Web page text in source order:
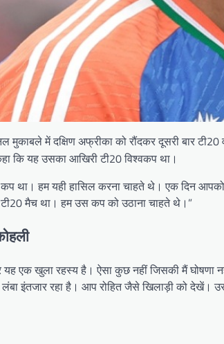
मुकाबले में दक्षिण अफ्रीका को रौंदकर दूसरी बार
कि यह उसका आखिरी टी20 विश्वकप था।
कप था। हम यही हासिल करना चाहते थे। एक दिन
मैच था। हम उस कप को उठाना चाहते थे।”
यह एक खुला रहस्य है। ऐसा कुछ नहीं जिसकी मैं
इंतजार रहा है। आप रोहित जैसे खिलाड़ी को